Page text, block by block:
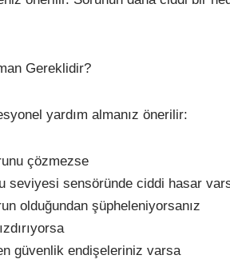
Gereklidir?
yardım almanız önerilir:
çözmezse
seviyesi sensöründe ciddi hasar
olduğundan şüpheleniyorsanız
güvenlik endişeleriniz varsa